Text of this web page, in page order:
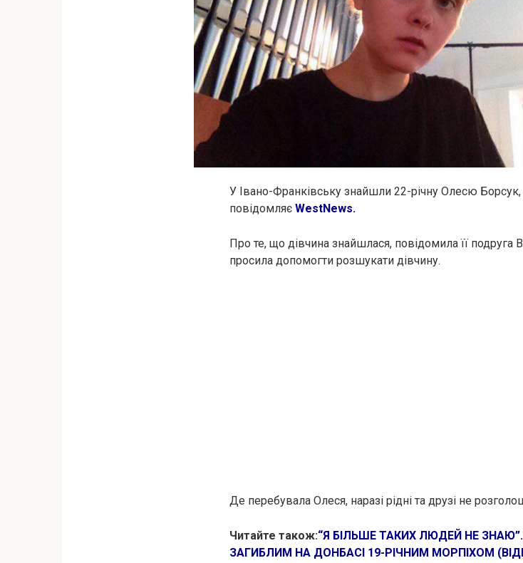
У Івано-Франківську знайшли 22-річну Олесю
повідомляє WestNews.
Про те, що дівчина знайшлася, повідомила її подруга
просила допомогти розшукати дівчину.
Де перебувала Олеся, наразі рідні та друзі не
Читайте також:“Я БІЛЬШЕ ТАКИХ ЛЮДЕЙ НЕ
ЗАГИБЛИМ НА ДОНБАСІ 19-РІЧНИМ МОРПІХОМ